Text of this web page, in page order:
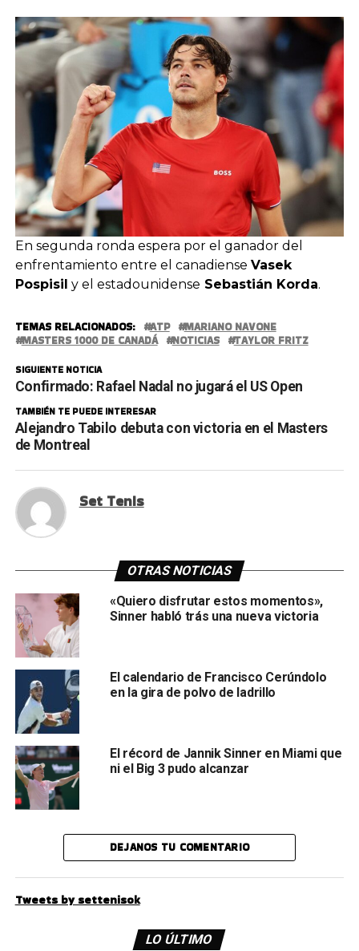
En segunda ronda espera por el ganador del
enfrentamiento entre el canadiense Vasek
Pospisil y el estadounidense Sebastián Korda.
TEMAS RELACIONADOS: ATP
MARIANO NAVONE
MASTERS 1000 DE CANADÁ
NOTICIAS TAYLOR FRITZ
SIGUIENTE NOTICIA
Confirmado: Rafael Nadal no jugará el US Open
TAMBIÉN TE PUEDE INTERESAR
Alejandro Tabilo debuta con victoria en el Masters
de Montreal
Set Tenis
OTRAS NOTICIAS
«Quiero disfrutar estos momentos»,
Sinner habló trás una nueva victoria
El calendario de Francisco Cerúndolo
en la gira de polvo de ladrillo
El récord de Jannik Sinner en Miami que
ni el Big 3 pudo alcanzar
DEJANOS TU COMENTARIO
Tweets by settenisok
LO ÚLTIMO